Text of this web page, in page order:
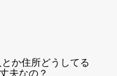
か住所どうしてる
夫なの？